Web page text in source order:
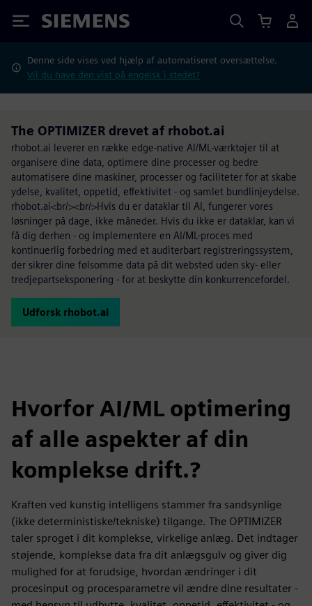
Siemens
Denne side vises ved hjælp af automatiseret oversættelse.
Vil du have den vist på engelsk i stedet?
The OPTIMIZER drevet af rhobot.ai
rhobot.ai leverer en række edge-native AI/ML-værktøjer til at
organisere dine data, optimere dine processer og bedre
automatisere dine maskiner, processer og faciliteter for at skabe
ydelse, kvalitet, oppetid, effektivitet - og samlet bundlinjeydelse.
rhobot.ai<br/><br/>Hvis du er dataklar til AI, fungerer vores
løsninger på dage, ikke måneder. Hvis du ikke er dataklar, kan vi
få dig derhen - og implementere en AI/ML-proces med
kontinuerlig forbedring med et auditerbart registreringssystem,
der sikrer dine følsomme data på dit websted uden sky- eller
tredjepartseksponering - for at beskytte din konkurrencefordel.
Udforsk rhobot.ai
Hvorfor AI/ML optimering
af alle aspekter af din
komplekse drift.?
Kraften ved kunstig intelligens stammer fra sandsynlige
(ikke deterministiske/tekniske) tilgange. The OPTIMIZER
taler sproget i dit komplekse, virkelige anlæg. Det indtager
støjende, komplekse data fra dit anlægsgulv og giver dig
mulighed for at forudsige, hvordan ændringer i dit
procesinput og procesparametre vil ændre dine resultater -